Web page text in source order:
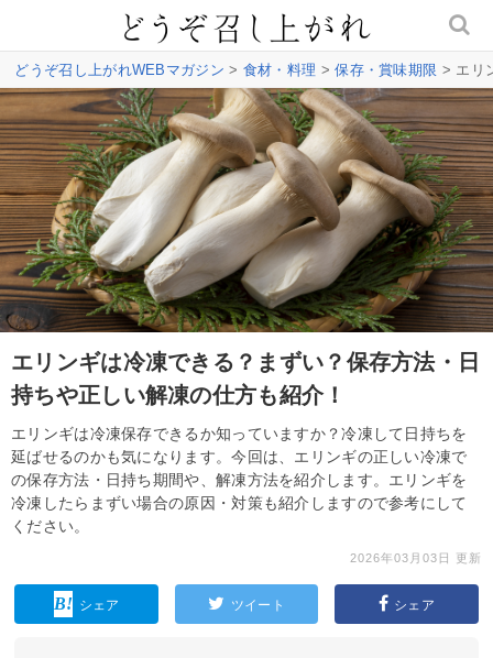
どうぞ召し上がれWEBマガジン > 食材・料理 >保存・賞味期限 > エリ
エリンギは冷凍できる？まずい？保存方法・日
持ちや正しい解凍の仕方も紹介！
エリンギは冷凍保存できるか知っていますか？冷凍して日持ちを
延ばせるのかも気になります。今回は、エリンギの正しい冷凍で
の保存方法・日持ち期間や、解凍方法を紹介します。エリンギを
冷凍したらまずい場合の原因・対策も紹介しますので参考にして
ください。
2026年03月03日 更新
シェア ツイート シェア